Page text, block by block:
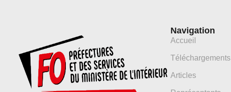
Navigation
Accueil
Téléchargements
Articles